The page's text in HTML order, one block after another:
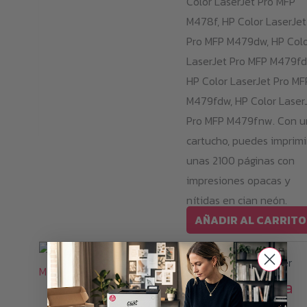
M478f, HP Color LaserJet
Pro MFP M479dw, HP
LaserJet Pro MFP
HP Color LaserJet Pro
M479fdw, HP Color
Pro MFP M479fnw. Con
cartucho, puedes
unas 2100 páginas con
impresiones opacas y
nítidas en cian neón.
AÑADIR AL CARRITO
Consumibles de tóner
Neon Magenta